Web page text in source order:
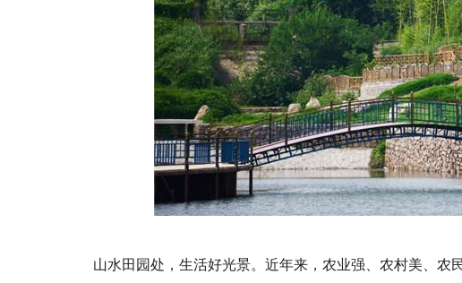
山水田园处，生活好光景。近年来，农业强、农村美、农